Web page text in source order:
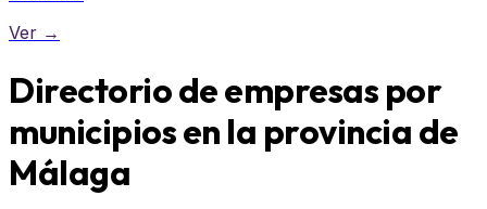
Ver →
Directorio de empresas por
municipios en la provincia de
Málaga